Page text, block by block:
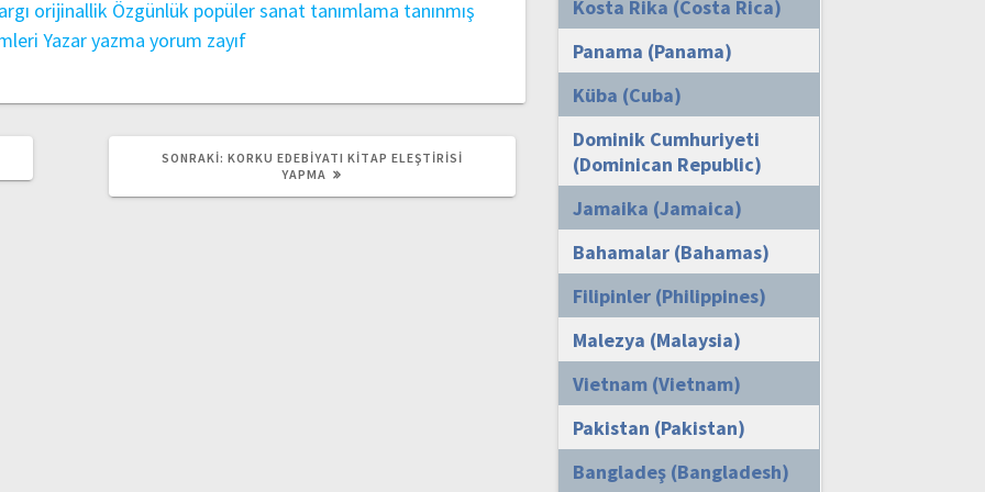
orijinallik Özgünlük popülersanat tanımlama tanınmış
Yazaryazma yorum zayıf
SONRAKI: SONRAKI
KORKU EDEBIYATI KITAP ELEŞTIRISI
YAPMA
Kosta Rika (Costa Rica)
Panama (Panama)
Küba (Cuba)
Dominik Cumhuriyeti
(Dominican Republic)
Jamaika (Jamaica)
Bahamalar (Bahamas)
Filipinler (Philippines)
Malezya (Malaysia)
Vietnam (Vietnam)
Pakistan (Pakistan)
Bangladeş (Bangladesh)